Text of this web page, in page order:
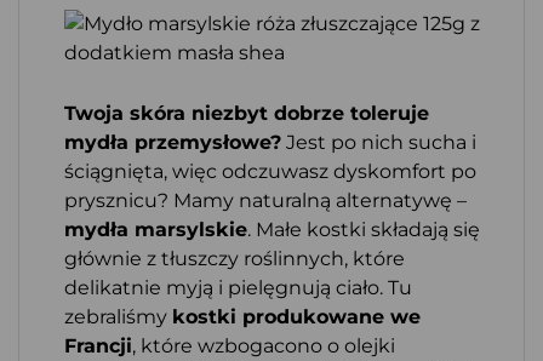
Twoja skóra niezbyt dobrze toleruje
mydła przemysłowe? Jest po nich sucha i
ściągnięta, więc odczuwasz dyskomfort po
prysznicu? Mamy naturalną alternatywę –
mydła marsylskie. Małe kostki składają się
głównie z tłuszczy roślinnych, które
delikatnie myją i pielęgnują ciało. Tu
zebraliśmy kostki produkowane we
Francji, które wzbogacono o olejki